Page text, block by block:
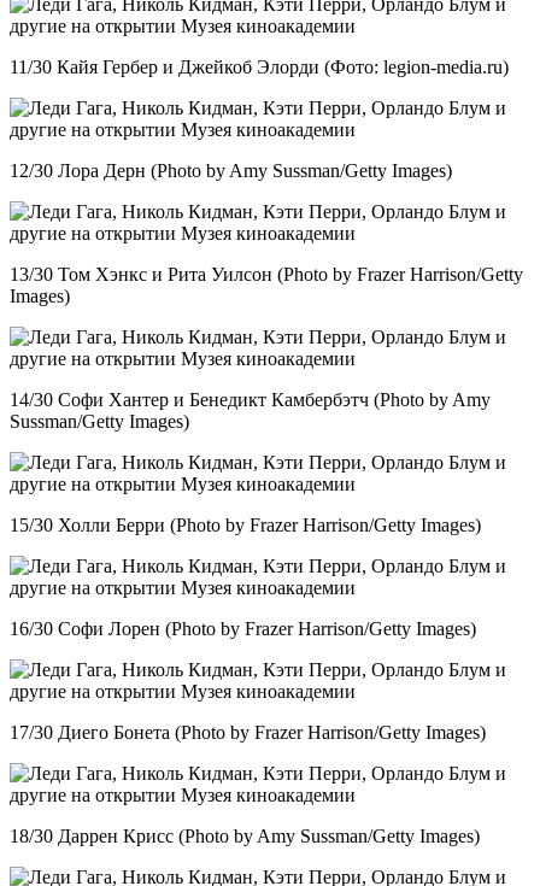
11/30 Кайя Гербер и Джейкоб Элорди (Фото: legion-media.ru)
12/30 Лора Дерн (Photo by Amy Sussman/Getty Images)
13/30 Том Хэнкс и Рита Уилсон (Photo by Frazer Harrison/Getty
Images)
14/30 Софи Хантер и Бенедикт Камбербэтч (Photo by Amy
Sussman/Getty Images)
15/30 Холли Берри (Photo by Frazer Harrison/Getty Images)
16/30 Софи Лорен (Photo by Frazer Harrison/Getty Images)
17/30 Диего Бонета (Photo by Frazer Harrison/Getty Images)
18/30 Даррен Крисс (Photo by Amy Sussman/Getty Images)